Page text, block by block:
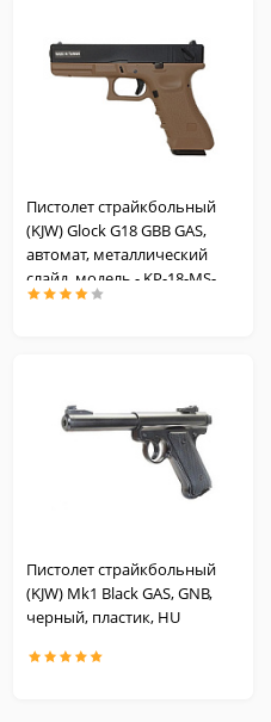
Пистолет страйкбольный
(KJW) Glock G18 GBB GAS,
автомат, металлический
слайд, модель - KP-18-MS-
TAN
Пистолет страйкбольный
(KJW) Mk1 Black GAS, GNB,
черный, пластик, HU